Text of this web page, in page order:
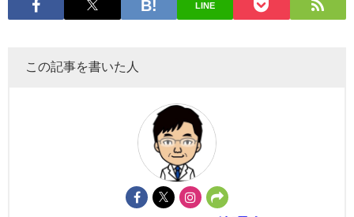
LINE
この記事を書いた人